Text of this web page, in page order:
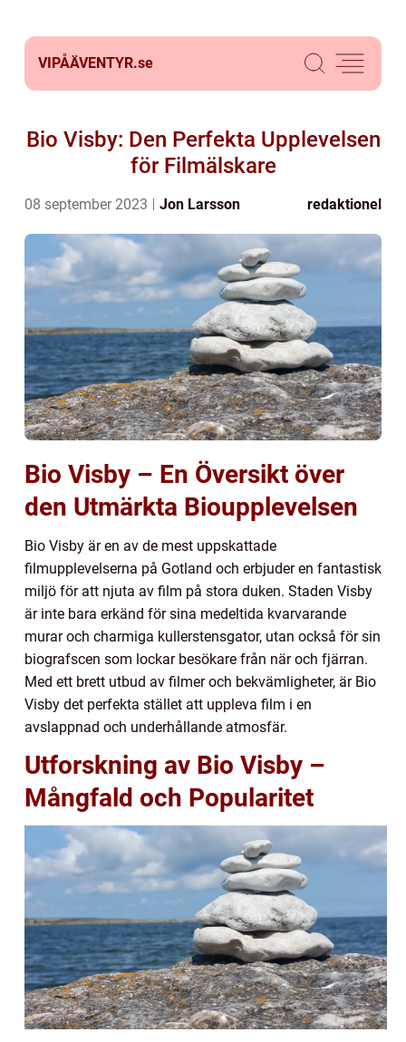
VIPÅÄVENTYR.se
Bio Visby: Den Perfekta Upplevelsen
för Filmälskare
08 september 2023 Jon Larsson redaktionel
Bio Visby – En Översikt över
den Utmärkta Bioupplevelsen
Bio Visby är en av de mest uppskattade
filmupplevelserna på Gotland och erbjuder en fantastisk
miljö för att njuta av film på stora duken. Staden Visby
är inte bara erkänd för sina medeltida kvarvarande
murar och charmiga kullerstensgator, utan också för sin
biografscen som lockar besökare från när och fjärran.
Med ett brett utbud av filmer och bekvämligheter, är Bio
Visby det perfekta stället att uppleva film i en
avslappnad och underhållande atmosfär.
Utforskning av Bio Visby –
Mångfald och Popularitet